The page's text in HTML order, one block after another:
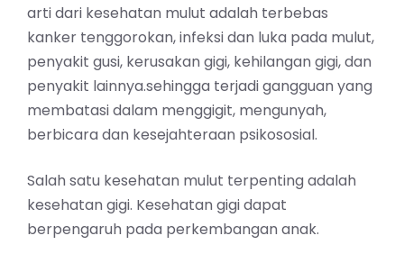
arti dari kesehatan mulut adalah terbebas
kanker tenggorokan, infeksi dan luka pada mulut,
penyakit gusi, kerusakan gigi, kehilangan gigi, dan
penyakit lainnya.sehingga terjadi gangguan yang
membatasi dalam menggigit, mengunyah,
berbicara dan kesejahteraan psikososial.
Salah satu kesehatan mulut terpenting adalah
kesehatan gigi. Kesehatan gigi dapat
berpengaruh pada perkembangan anak.